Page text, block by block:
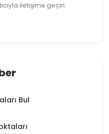
iletişime geçin.
Bul